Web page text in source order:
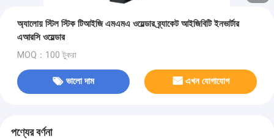
অ্যালোয় স্টিল স্টিক টিআইজি এমএমএ ওয়েল্ডার ব্র্যাকেট আইজিবিটি ইনভার্টার
এআরসি ওয়েল্ডার
MOQ：100 টুকরা
ভালো দাম এখন যোগাযোগ
পণ্যের বর্ণনা